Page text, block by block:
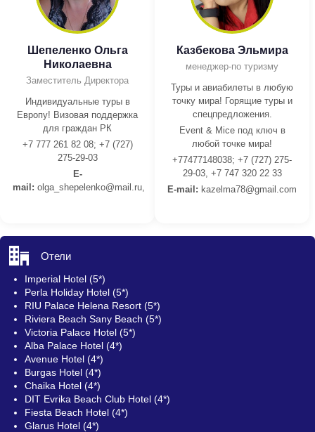
Шепеленко Ольга
Николаевна
Заместитель Директора
Индивидуальные туры в
Европу! Визовая поддержка
для граждан РК
+7 777 261 82 08; +7 (727)
275-29-03
E-
mail: olga_shepelenko@mail.ru,
Казбекова Эльмира
менеджер-по туризму
Туры и авиабилеты в любую
точку мира! Горящие туры и
спецпредложения.
Event & Mice под ключ в
любой точке мира!
+77477148038; +7 (727) 275-
29-03, +7 747 320 22 33
E-mail: kazelma78@gmail.com
Отели
Imperial Hotel (5*)
Perla Holiday Hotel (5*)
RIU Palace Helena Resort (5*)
Riviera Beach Sany Beach (5*)
Victoria Palace Hotel (5*)
Alba Palace Hotel (4*)
Avenue Hotel (4*)
Burgas Hotel (4*)
Chaika Hotel (4*)
DIT Evrika Beach Club Hotel (4*)
Fiesta Beach Hotel (4*)
Glarus Hotel (4*)